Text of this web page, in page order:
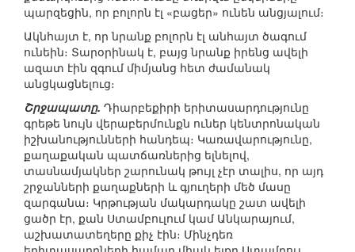
պարզեցին, որ բոլորն էլ «բացեր» ունեն անցյալում։
Ակնհայտ է, որ նրանք բոլորն էլ անհայտ ծագում
ունեին։ Տարօրինակ է, բայց նրանք իրենց ավելի
ազատ էին զգում միմյանց հետ ժամանակ
անցկացնելուց։
Շրջապատը. Դիարբեքիրի երիտասարդությունը
գրեթե նույն վերաբերմունքն ուներ կենտրոնական
իշխանությունների հանդեպ։ Կառավարությունը,
քաղաքական պատճառներից ելնելով,
տասնամյակներ շարունակ թույլ չէր տալիս, որ այդ
շրջանների քաղաքների և գյուղերի մեծ մասը
զարգանա։ Կրթության մակարդակը շատ ավելի
ցածր էր, քան Ստամբուլում կամ Անկարայում,
աշխատատեղերը քիչ էին։ Մինչդեռ